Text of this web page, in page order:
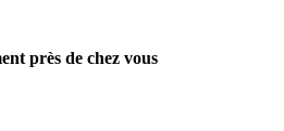
près de chez vous